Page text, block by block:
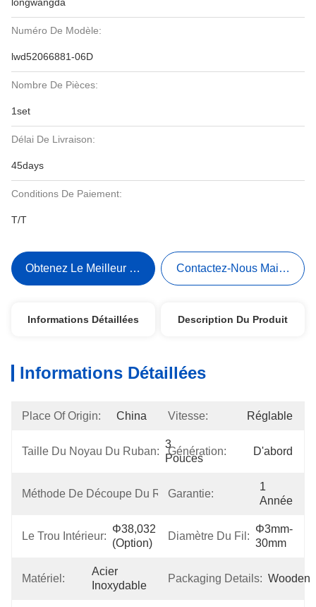
Numéro De Modèle:
lwd52066881-06D
Nombre De Pièces:
1set
Délai De Livraison:
45days
Conditions De Paiement:
T/T
Obtenez Le Meilleur Prix Contactez-Nous Maintenant
Informations Détaillées Description Du Produit
Informations Détaillées
Place Of Origin: China Vitesse: Réglable
Taille Du Noyau Du Ruban:
3
Pouces
Génération: D'abord
Méthode De Découpe Du Ruban: Automatique
Garantie:
1
Année
Le Trou Intérieur:
Φ38,032
(option)
Diamètre Du Fil:
Φ3mm-
30mm
Matériel:
Acier
Inoxydable
Packaging Details: Wooden